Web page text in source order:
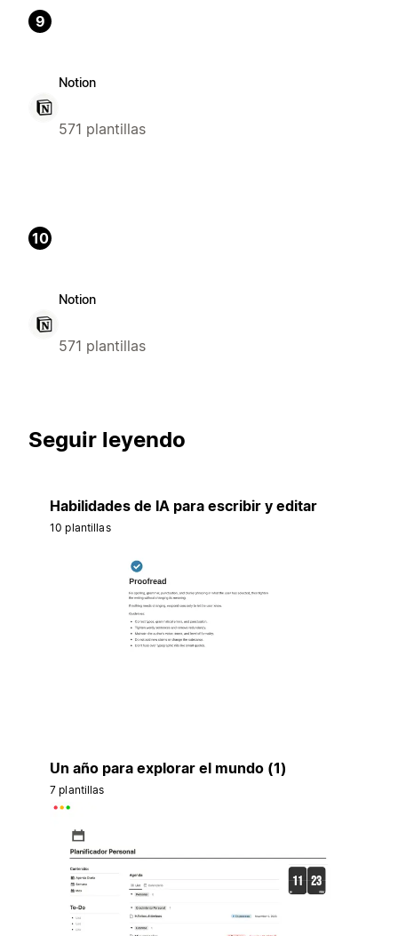
9
Notion
571 plantillas
10
Notion
571 plantillas
Seguir leyendo
Habilidades de IA para escribir y editar
10 plantillas
Un año para explorar el mundo (1)
7 plantillas